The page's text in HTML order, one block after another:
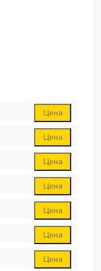
Цена
Цена
Цена
Цена
Цена
Цена
Цена